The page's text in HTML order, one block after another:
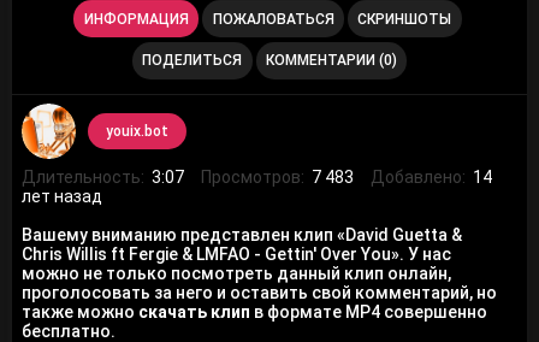
ИНФОРМАЦИЯ ПОЖАЛОВАТЬСЯ СКРИНШОТЫ
ПОДЕЛИТЬСЯ КОММЕНТАРИИ (0)
youix.bot
Длительность: 3:07 Просмотров: 7 483 Добавлено: 14
лет назад
Вашему вниманию представлен клип «David Guetta &
Chris Willis ft Fergie & LMFAO - Gettin' Over You». У нас
можно не только посмотреть данный клип онлайн,
проголосовать за него и оставить свой комментарий, но
также можно скачать клип в формате MP4 совершенно
бесплатно.